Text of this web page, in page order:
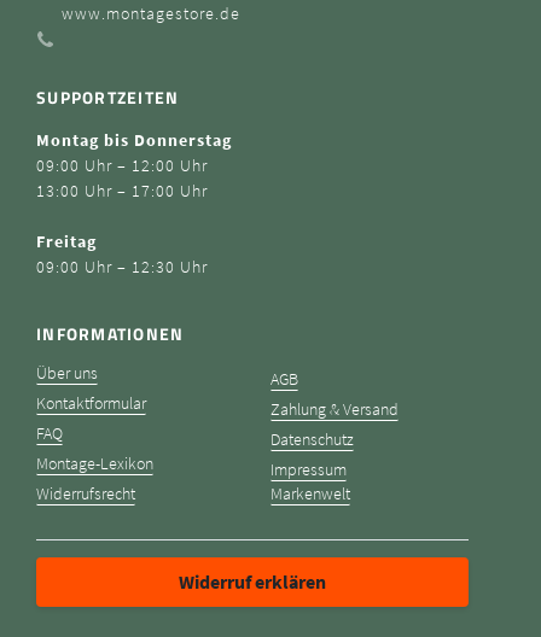
www.montagestore.de
SUPPORTZEITEN
Montag bis Donnerstag
09:00 Uhr – 12:00 Uhr
13:00 Uhr – 17:00 Uhr
Freitag
09:00 Uhr – 12:30 Uhr
INFORMATIONEN
Über uns
Kontaktformular
FAQ
Montage-Lexikon
Widerrufsrecht
AGB
Zahlung & Versand
Datenschutz
Impressum
Markenwelt
Widerruf erklären